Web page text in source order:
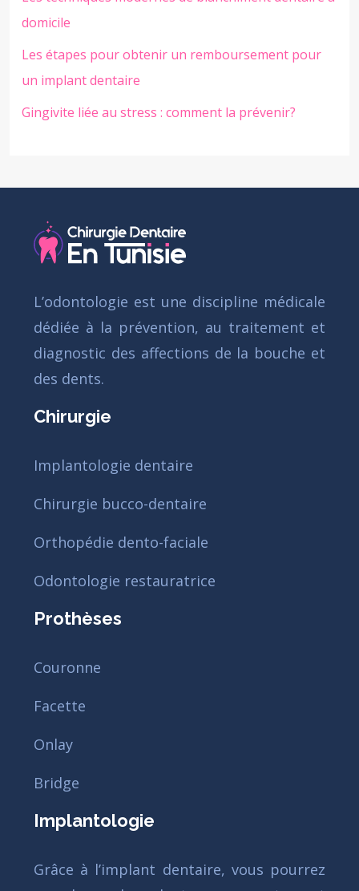
domicile
Les étapes pour obtenir un remboursement pour
un implant dentaire
Gingivite liée au stress : comment la prévenir?
L’odontologie est une discipline médicale
dédiée à la prévention, au traitement et
diagnostic des affections de la bouche et
des dents.
Chirurgie
Implantologie dentaire
Chirurgie bucco-dentaire
Orthopédie dento-faciale
Odontologie restauratrice
Prothèses
Couronne
Facette
Onlay
Bridge
Implantologie
Grâce à l’implant dentaire, vous pourrez